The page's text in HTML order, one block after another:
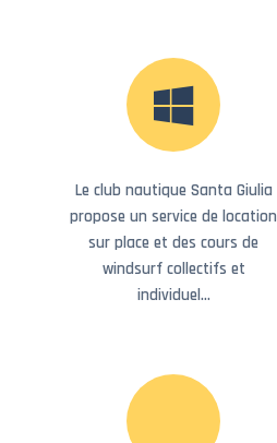
PADDLE
Le club nautique Santa Giulia
propose un service de location
sur place et des cours de
windsurf collectifs et
individuel…